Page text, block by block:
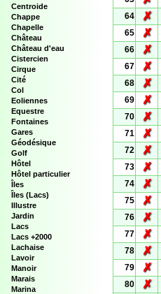
Centroide
Chappe
Chapelle
Château
Château d'eau
Cistercien
Cirque
Cité
Col
Eoliennes
Equestre
Fontaines
Gares
Géodésique
Golf
Hôtel
Hôtel particulier
Îles
Îles (Lacs)
Illustre
Jardin
Lacs
Lacs +2000
Lachaise
Lavoir
Manoir
Marais
Marina
64
✗
65
✗
66
✗
67
✗
68
✗
69
✗
70
✗
71
✗
72
✗
73
✗
74
✗
75
✗
76
✗
77
✗
78
✗
79
✗
80
✗